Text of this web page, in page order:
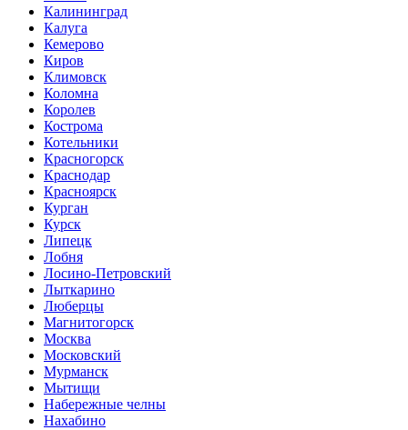
Калининград
Калуга
Кемерово
Киров
Климовск
Коломна
Королев
Кострома
Котельники
Красногорск
Краснодар
Красноярск
Курган
Курск
Липецк
Лобня
Лосино-Петровский
Лыткарино
Люберцы
Магнитогорск
Москва
Московский
Мурманск
Мытищи
Набережные челны
Нахабино